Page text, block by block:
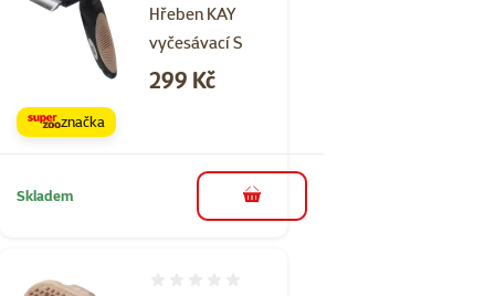
Hřeben KAY
vyčesávací S
Cena
299 Kč
značka
Skladem do košíku